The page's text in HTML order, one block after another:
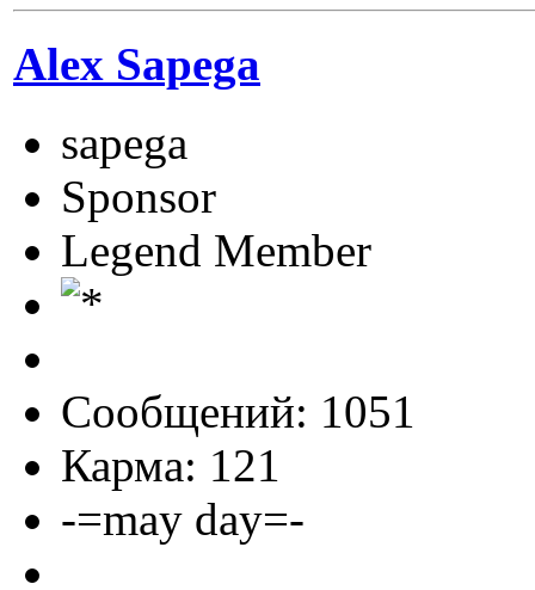
Alex Sapega
sapega
Sponsor
Legend Member
Сообщений: 1051
Карма: 121
-=may day=-